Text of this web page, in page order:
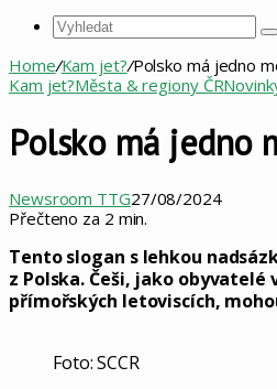
Home/Kam jet?/Polsko má jedno
Kam jet?Města & regiony ČR
Polsko má jedno
Newsroom TTG27/08/2024
Přečteno za 2 min.
Tento slogan s lehkou
z Polska. Češi, jako
přímořských letoviscích,
Foto: SCCR